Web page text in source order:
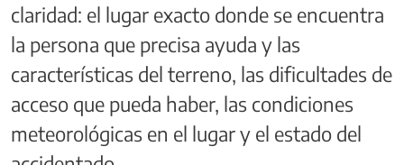
claridad: el lugar exacto donde se encuentra
la persona que precisa ayuda y las
características del terreno, las dificultades de
acceso que pueda haber, las condiciones
meteorológicas en el lugar y el estado del